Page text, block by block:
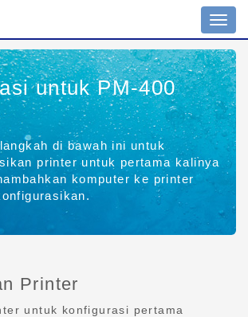
untuk PM-400
di bawah ini untuk
printer untuk pertama kalinya
komputer ke printer
Printer
untuk konfigurasi pertama